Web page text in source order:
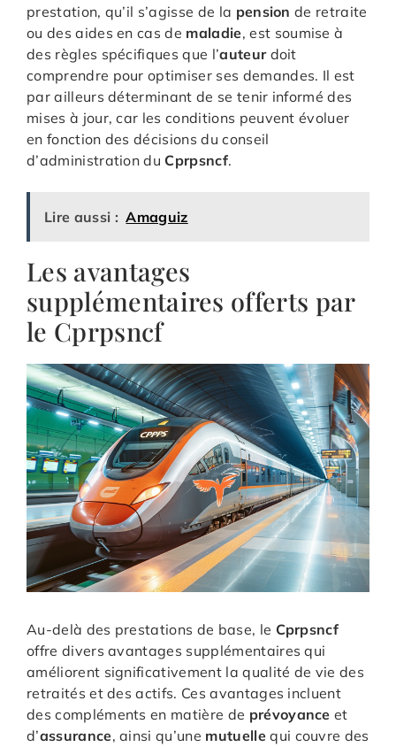
prestation, qu’il s’agisse de la pension de retraite
ou des aides en cas de maladie, est soumise à
des règles spécifiques que l’auteurdoit
comprendre pour optimiser ses demandes. Il est
par ailleurs déterminant de se tenir informé des
mises à jour, car les conditions peuvent évoluer
en fonction des décisions du conseil
d’administration du Cprpsncf.
Lire aussi : Amaguiz
Les avantages
supplémentaires offerts par
le Cprpsncf
Au-delà des prestations de base, le Cprpsncf
offre divers avantages supplémentaires qui
améliorent significativement la qualité de vie des
retraités et des actifs. Ces avantages incluent
des compléments en matière de prévoyance et
d’assurance, ainsi qu’une mutuellequi couvre des